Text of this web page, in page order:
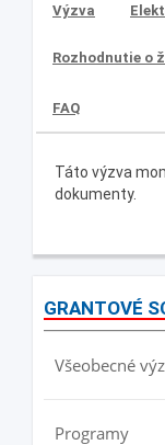
Výzva
Rozhodnutie o
FAQ
Táto výzva
dokumenty.
GRANTOVÉ
Všeobecné
Programy